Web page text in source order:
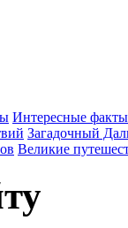
Интересные факты
Загадочный
Великие